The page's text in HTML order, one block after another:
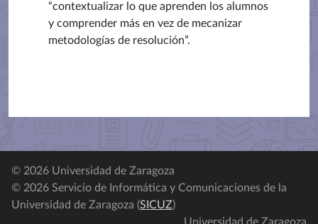
“contextualizar lo que aprenden los alumnos
y comprender más en vez de mecanizar
metodologías de resolución”.
© 2026 Universidad de Zaragoza
© 2026 Servicio de Informática y Comunicaciones de la
Universidad de Zaragoza (SICUZ)